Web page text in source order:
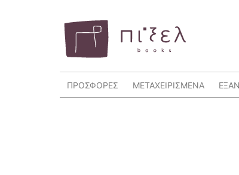
ΠΡΟΣΦΟΡΕΣ ΜΕΤΑΧΕΙΡΙΣΜΕΝΑ